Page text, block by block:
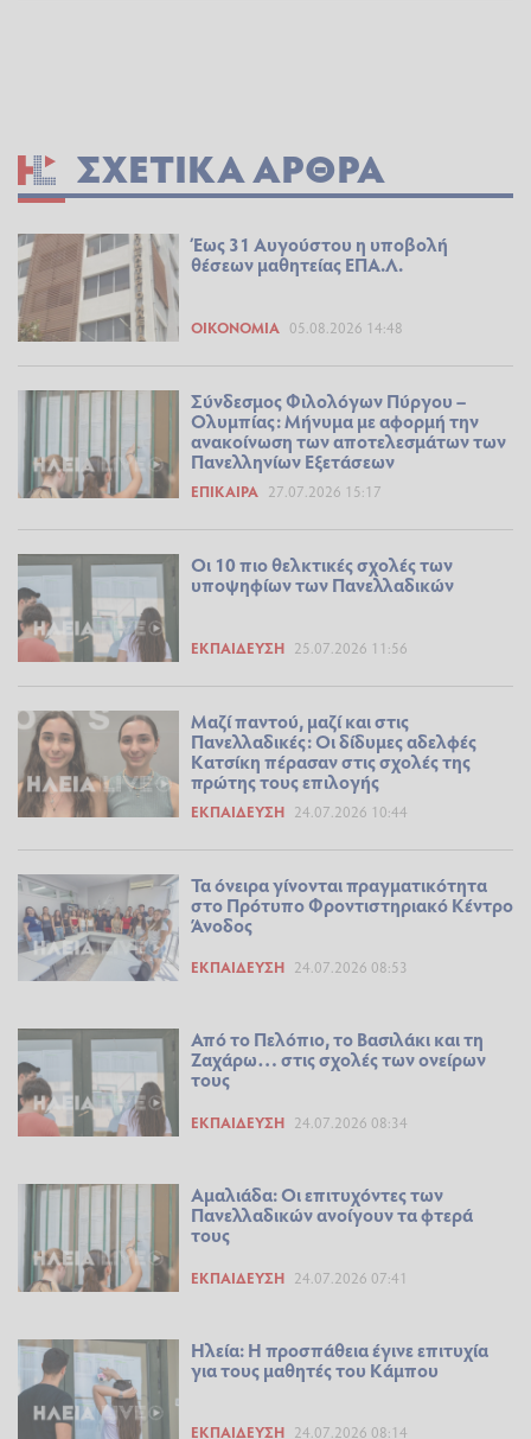
ΣΧΕΤΙΚΆ ΆΡΘΡΑ
Έως 31 Αυγούστου η υποβολή
θέσεων μαθητείας ΕΠΑ.Λ.
ΟΙΚΟΝΟΜΊΑ 05.08.2026 14:48
Σύνδεσμος Φιλολόγων Πύργου –
Ολυμπίας: Μήνυμα με αφορμή την
ανακοίνωση των αποτελεσμάτων των
Πανελληνίων Εξετάσεων
ΕΠΊΚΑΙΡΑ 27.07.2026 15:17
Οι 10 πιο θελκτικές σχολές των
υποψηφίων των Πανελλαδικών
ΕΚΠΑΊΔΕΥΣΗ 25.07.2026 11:56
Μαζί παντού, μαζί και στις
Πανελλαδικές: Οι δίδυμες αδελφές
Κατσίκη πέρασαν στις σχολές της
πρώτης τους επιλογής
ΕΚΠΑΊΔΕΥΣΗ 24.07.2026 10:44
Τα όνειρα γίνονται πραγματικότητα
στο Πρότυπο Φροντιστηριακό Κέντρο
Άνοδος
ΕΚΠΑΊΔΕΥΣΗ 24.07.2026 08:53
Από το Πελόπιο, το Βασιλάκι και τη
Ζαχάρω… στις σχολές των ονείρων
τους
ΕΚΠΑΊΔΕΥΣΗ 24.07.2026 08:34
Αμαλιάδα: Οι επιτυχόντες των
Πανελλαδικών ανοίγουν τα φτερά
τους
ΕΚΠΑΊΔΕΥΣΗ 24.07.2026 07:41
Ηλεία: Η προσπάθεια έγινε επιτυχία
για τους μαθητές του Κάμπου
ΕΚΠΑΊΔΕΥΣΗ 24.07.2026 08:14